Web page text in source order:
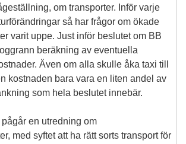
om transporter. Inför varje
så har frågor om ökade
varit uppe. Just inför beslutet om BB
beräkning av eventuella
Även om alla skulle åka taxi till
kostnaden bara vara en liten andel av
som hela beslutet innebär.
en utredning om
med syftet att ha rätt sorts transport för